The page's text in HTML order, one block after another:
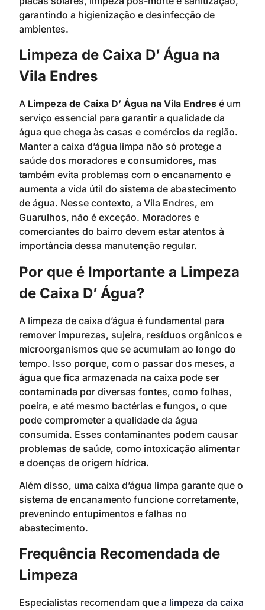
garantindo a higienização e desinfecção de
ambientes.
Limpeza de Caixa D’ Água na
Vila Endres
A Limpeza de Caixa D’ Água na Vila Endres é um
serviço essencial para garantir a qualidade da
água que chega às casas e comércios da região.
Manter a caixa d’água limpa não só protege a
saúde dos moradores e consumidores, mas
também evita problemas com o encanamento e
aumenta a vida útil do sistema de abastecimento
de água. Nesse contexto, a Vila Endres, em
Guarulhos, não é exceção. Moradores e
comerciantes do bairro devem estar atentos à
importância dessa manutenção regular.
Por que é Importante a Limpeza
de Caixa D’ Água?
A limpeza de caixa d’água é fundamental para
remover impurezas, sujeira, resíduos orgânicos e
microorganismos que se acumulam ao longo do
tempo. Isso porque, com o passar dos meses, a
água que fica armazenada na caixa pode ser
contaminada por diversas fontes, como folhas,
poeira, e até mesmo bactérias e fungos, o que
pode comprometer a qualidade da água
consumida. Esses contaminantes podem causar
problemas de saúde, como intoxicação alimentar
e doenças de origem hídrica.
Além disso, uma caixa d’água limpa garante que o
sistema de encanamento funcione corretamente,
prevenindo entupimentos e falhas no
abastecimento.
Frequência Recomendada de
Limpeza
Especialistas recomendam que a limpeza da caixa